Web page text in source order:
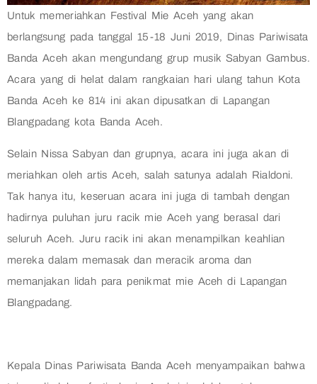
Untuk memeriahkan Festival Mie Aceh yang akan
berlangsung pada tanggal 15-18 Juni 2019, Dinas Pariwisata
Banda Aceh akan mengundang grup musik Sabyan Gambus.
Acara yang di helat dalam rangkaian hari ulang tahun Kota
Banda Aceh ke 814 ini akan dipusatkan di Lapangan
Blangpadang kota Banda Aceh.
Selain Nissa Sabyan dan grupnya, acara ini juga akan di
meriahkan oleh artis Aceh, salah satunya adalah Rialdoni.
Tak hanya itu, keseruan acara ini juga di tambah dengan
hadirnya puluhan juru racik mie Aceh yang berasal dari
seluruh Aceh. Juru racik ini akan menampilkan keahlian
mereka dalam memasak dan meracik aroma dan
memanjakan lidah para penikmat mie Aceh di Lapangan
Blangpadang.
Kepala Dinas Pariwisata Banda Aceh menyampaikan bahwa